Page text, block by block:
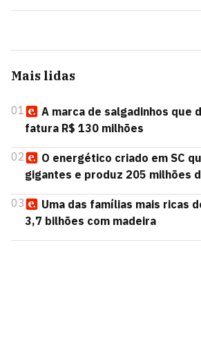
Mais lidas
01
A marca de salgadinhos que
fatura R$ 130 milhões
02
O energético criado em SC
gigantes e produz 205 milhões
03
Uma das famílias mais ricas
3,7 bilhões com madeira